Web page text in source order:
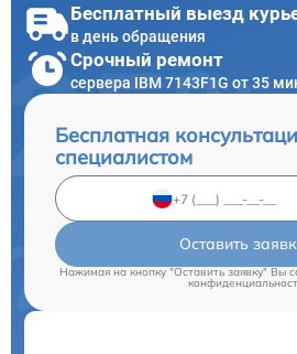
Бесплатный выезд
в день обращения
Срочный ремонт
сервера IBM 7143F1G от 35
Бесплатная
специалистом
Оставить
Нажимая на кнопку "Оставить заявку" Вы